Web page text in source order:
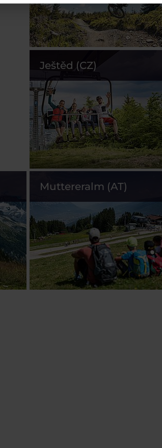
Ještěd (CZ)
Muttereralm (AT)